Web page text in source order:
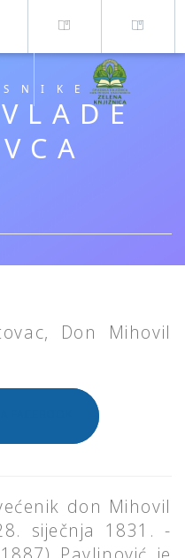
Don Mihovil
don Mihovil
siječnja 1831. -